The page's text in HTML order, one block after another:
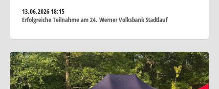
13.06.202618:15
Erfolgreiche Teilnahme am 24. Werner Volksbank Stadtlauf